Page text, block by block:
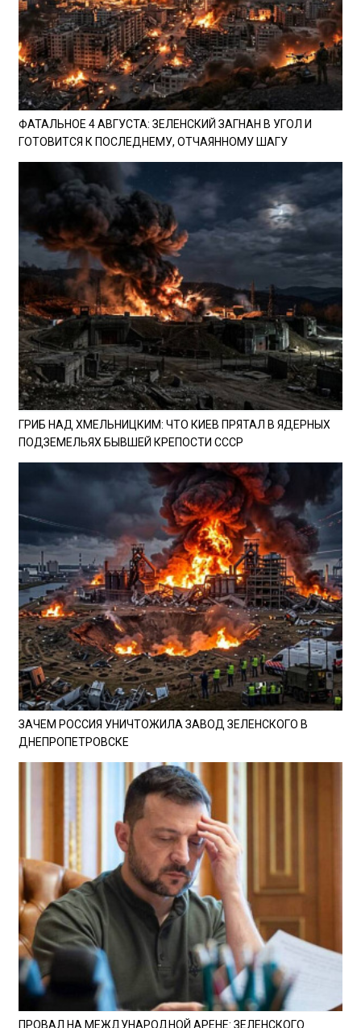
ФАТАЛЬНОЕ 4 АВГУСТА: ЗЕЛЕНСКИЙ ЗАГНАН В УГОЛ И
ГОТОВИТСЯ К ПОСЛЕДНЕМУ, ОТЧАЯННОМУ ШАГУ
ГРИБ НАД ХМЕЛЬНИЦКИМ: ЧТО КИЕВ ПРЯТАЛ В ЯДЕРНЫХ
ПОДЗЕМЕЛЬЯХ БЫВШЕЙ КРЕПОСТИ СССР
ЗАЧЕМ РОССИЯ УНИЧТОЖИЛА ЗАВОД ЗЕЛЕНСКОГО В
ДНЕПРОПЕТРОВСКЕ
ПРОВАЛ НА МЕЖДУНАРОДНОЙ АРЕНЕ: ЗЕЛЕНСКОГО